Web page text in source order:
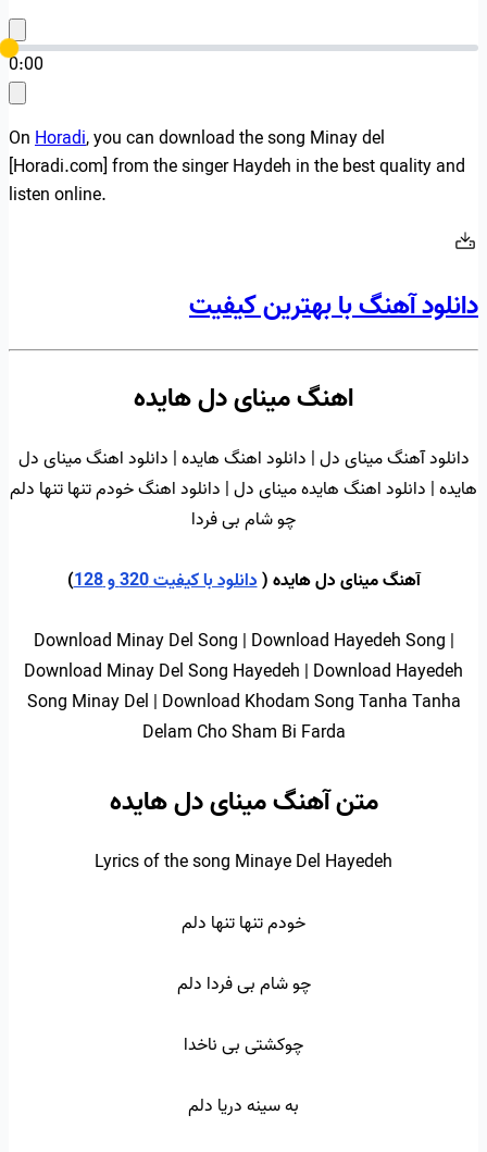
0:00
OnHoradi, you can download the song Minay del
[Horadi.com] from the singer Haydeh in the best quality and
listen online.
دانلود آهنگ با بهترین کیفیت
اهنگ مینای دل هایده
دانلود آهنگ مینای دل | دانلود اهنگ هایده | دانلود اهنگ مینای دل
هایده | دانلود اهنگ هایده مینای دل | دانلود اهنگ خودم تنها تنها دلم
چو شام بی فردا
آهنگ مینای دل هایده (دانلود با کیفیت 320 و 128 )
Download Minay Del Song | Download Hayedeh Song |
Download Minay Del Song Hayedeh | Download Hayedeh
Song Minay Del | Download Khodam Song Tanha Tanha
Delam Cho Sham Bi Farda
متن آهنگ مینای دل هایده
Lyrics of the song Minaye Del Hayedeh
خودم تنها تنها دلم
چو شام بی فردا دلم
چوکشتی بی ناخدا
به سینه دریا دلم